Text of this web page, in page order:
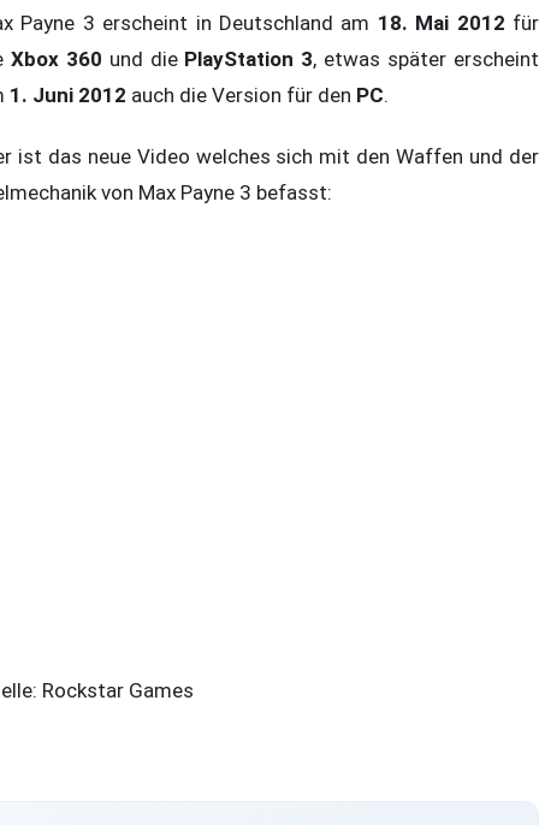
Payne 3 erscheint in Deutschland am 18. Mai 2012 für
Xbox 360 und die PlayStation 3, etwas später erscheint
1. Juni 2012 auch die Version für den PC.
ist das neue Video welches sich mit den Waffen und der
von Max Payne 3 befasst:
Rockstar Games